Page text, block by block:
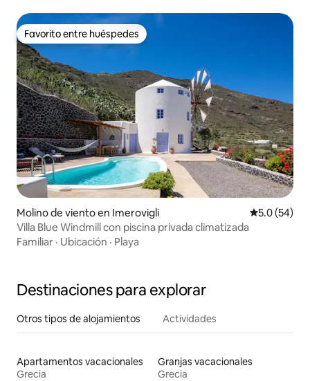
Favorito entre huéspedes
Favorito entre huéspedes
Molino de viento en Imerovigli Calificación
5.0 (54)
Villa Blue Windmill con piscina privada climatizada
Familiar · Ubicación · Playa
Destinaciones para explorar
Otros tipos de alojamientos Actividades
Apartamentos vacacionales
Grecia
Granjas vacacionales
Grecia